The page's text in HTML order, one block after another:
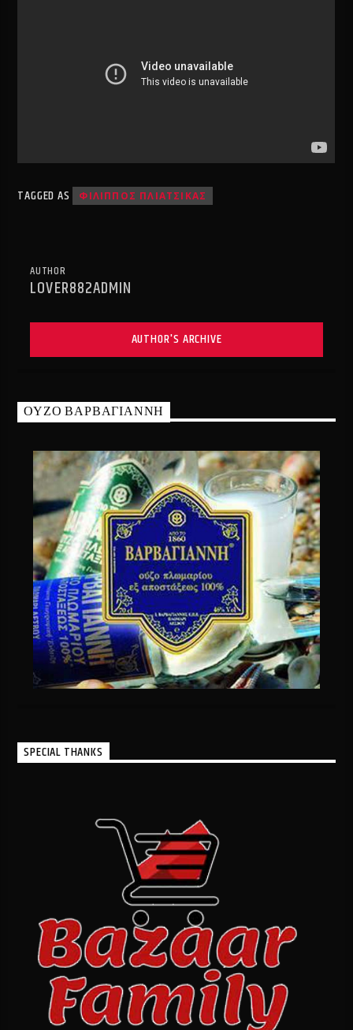
TAGGED AS ΦΙΛΙΠΠΟΣ ΠΛΙΑΤΣΙΚΑΣ
AUTHOR
LOVER882ADMIN
AUTHOR'S ARCHIVE
ΟΥΖΟ ΒΑΡΒΑΓΙΑΝΝΗ
SPECIAL THANKS